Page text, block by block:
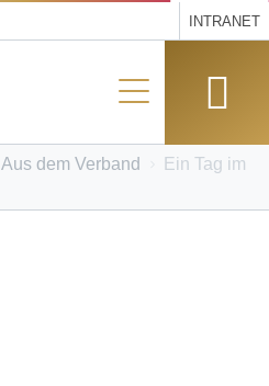
INTRANET
Aus dem Verband
Ein Tag im